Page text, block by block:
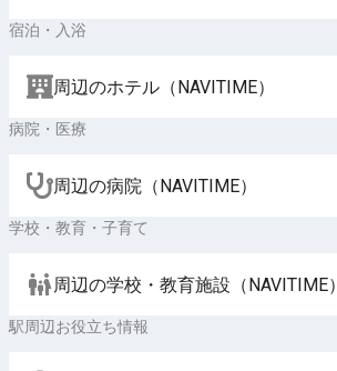
宿泊・入浴
周辺のホテル（NAVITIME）
病院・医療
周辺の病院（NAVITIME）
学校・教育・子育て
周辺の学校・教育施設（NAVITIME）
駅周辺お役立ち情報